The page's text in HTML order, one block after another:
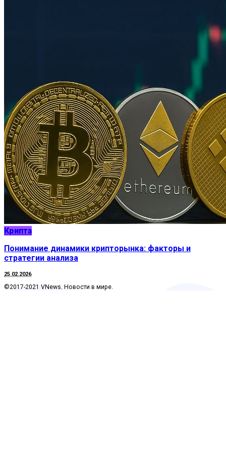
Крипта
Понимание динамики крипторынка: факторы и
стратегии анализа
25.02.2026
©2017-2021 VNews. Новости в мире.